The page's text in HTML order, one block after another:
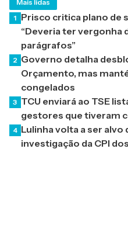
Mais lidas
1 Prisco critica plano de
“Deveria ter vergonha
parágrafos”
2 Governo detalha
Orçamento, mas
congelados
3 TCU enviará ao TSE
gestores que tiveram
4 Lulinha volta a ser alvo
investigação da CPI